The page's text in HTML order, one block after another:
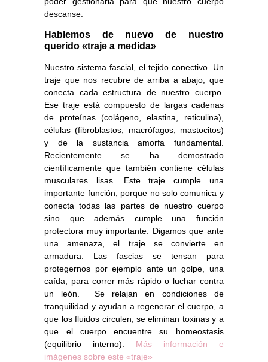
descanse.
Hablemos de nuevo de nuestro
querido «traje a medida»
Nuestro sistema fascial, el tejido conectivo. Un
traje que nos recubre de arriba a abajo, que
conecta cada estructura de nuestro cuerpo.
Ese traje está compuesto de largas cadenas
de proteínas (colágeno, elastina, reticulina),
células (fibroblastos, macrófagos, mastocitos)
y de la sustancia amorfa fundamental.
Recientemente se ha demostrado
científicamente que también contiene células
musculares lisas. Este traje cumple una
importante función, porque no solo comunica y
conecta todas las partes de nuestro cuerpo
sino que además cumple una función
protectora muy importante. Digamos que ante
una amenaza, el traje se convierte en
armadura. Las fascias se tensan para
protegernos por ejemplo ante un golpe, una
caída, para correr más rápido o luchar contra
un león. Se relajan en condiciones de
tranquilidad y ayudan a regenerar el cuerpo, a
que los fluidos circulen, se eliminan toxinas y a
que el cuerpo encuentre su homeostasis
(equilibrio interno). Más información e
imágenes sobre este «traje»